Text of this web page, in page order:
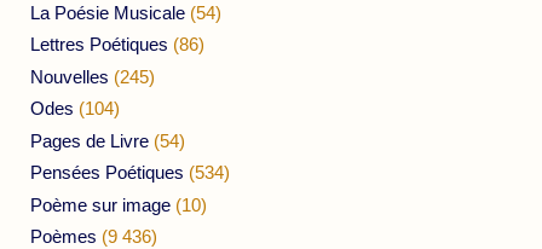
La Poésie Musicale (54)
Lettres Poétiques (86)
Nouvelles (245)
Odes (104)
Pages de Livre (54)
Pensées Poétiques (534)
Poème sur image (10)
Poèmes (9 436)